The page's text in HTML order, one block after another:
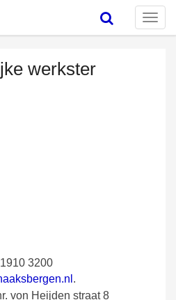
Toggle
werkster
3200
.
von Heijden straat 8